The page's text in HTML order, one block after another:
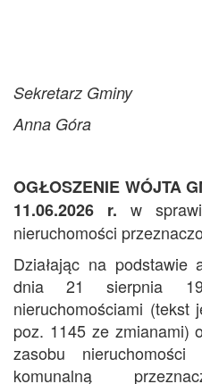
Sekretarz Gminy
Anna Góra
OGŁOSZENIE WÓJTA
11.06.2026 r. w
nieruchomości
Działając na
dnia 21 sierpnia
nieruchomościami
poz. 1145 ze zmianami)
zasobu nieruchomości
komunalną